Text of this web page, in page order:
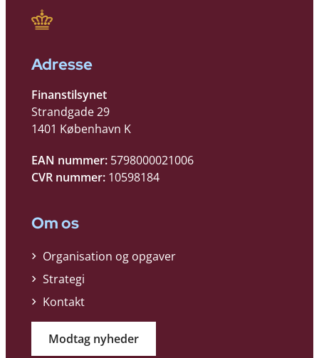
Adresse
Finanstilsynet
Strandgade 29
1401 København K
EAN nummer: 5798000021006
CVR nummer: 10598184
Om os
Organisation og opgaver
Strategi
Kontakt
Modtag nyheder